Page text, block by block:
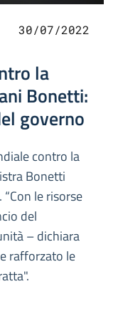
30/07/2022
la
Bonetti:
governo
contro la
Bonetti
le risorse
del
– dichiara
rafforzato le